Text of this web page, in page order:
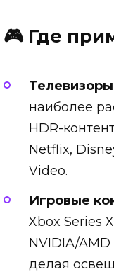
🎮 Где
наиболее
HDR-
Netflix,
Video.
Игровые
Xbox Series
NVIDIA/
делая